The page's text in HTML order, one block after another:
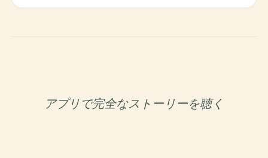
アプリで完全なストーリーを聴く